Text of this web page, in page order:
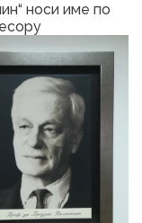
носи име по